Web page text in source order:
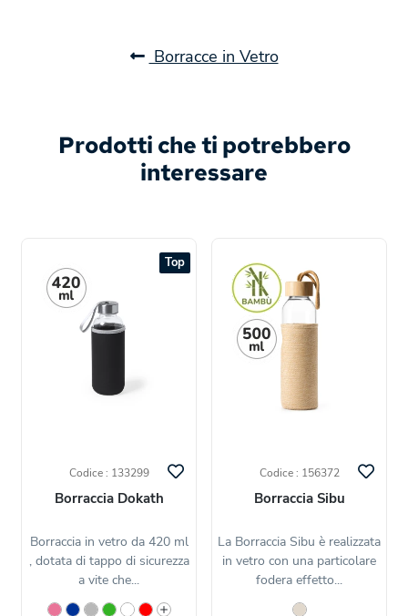
Borracce in Vetro
Prodotti che ti potrebbero
interessare
Top
Codice : 133299
Borraccia Dokath
Borraccia in vetro da 420 ml
, dotata di tappo di sicurezza
a vite che...
Codice : 156372
Borraccia Sibu
La Borraccia Sibu è realizzata
in vetro con una particolare
fodera effetto...